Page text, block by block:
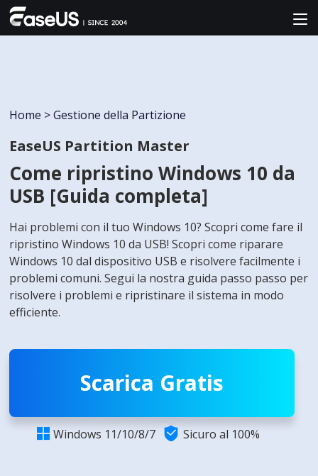
Home > Gestione della Partizione
EaseUS Partition Master
Come ripristino Windows 10 da
USB [Guida completa]
Hai problemi con il tuo Windows 10? Scopri come fare il
ripristino Windows 10 da USB! Scopri come riparare
Windows 10 dal dispositivo USB e risolvere facilmente i
problemi comuni. Segui la nostra guida passo passo per
risolvere i problemi e ripristinare il sistema in modo
efficiente.
Scarica Gratis
 Windows 11/10/8/7  Sicuro al 100%